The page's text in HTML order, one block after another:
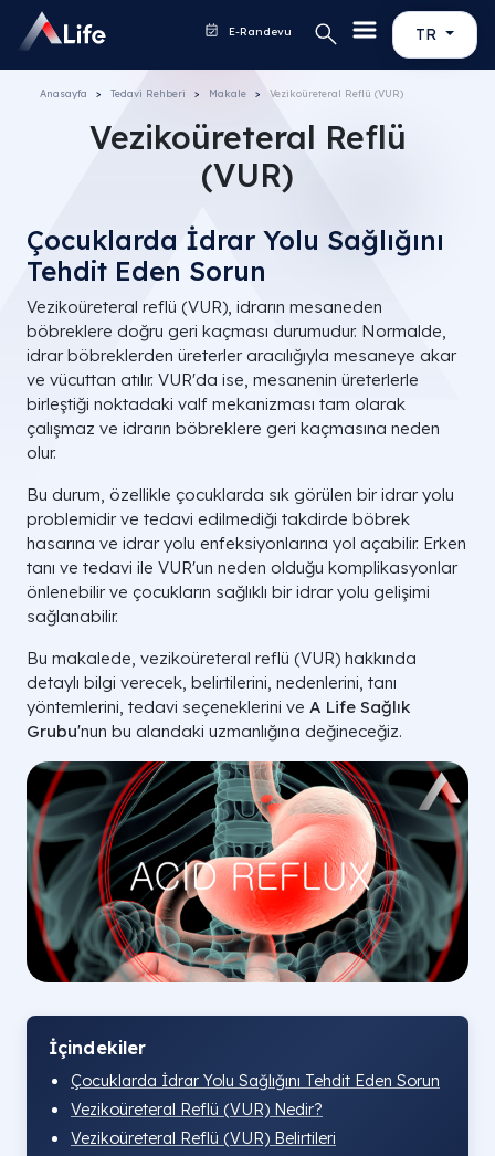
TR
E-Randevu
Anasayfa Tedavi Rehberi Makale Vezikoüreteral Reflü (VUR)
Vezikoüreteral Reflü
(VUR)
Çocuklarda İdrar Yolu Sağlığını
Tehdit Eden Sorun
Vezikoüreteral reflü (VUR), idrarın mesaneden
böbreklere doğru geri kaçması durumudur. Normalde,
idrar böbreklerden üreterler aracılığıyla mesaneye akar
ve vücuttan atılır. VUR'da ise, mesanenin üreterlerle
birleştiği noktadaki valf mekanizması tam olarak
çalışmaz ve idrarın böbreklere geri kaçmasına neden
olur.
Bu durum, özellikle çocuklarda sık görülen bir idrar yolu
problemidir ve tedavi edilmediği takdirde böbrek
hasarına ve idrar yolu enfeksiyonlarına yol açabilir. Erken
tanı ve tedavi ile VUR'un neden olduğu komplikasyonlar
önlenebilir ve çocukların sağlıklı bir idrar yolu gelişimi
sağlanabilir.
Bu makalede, vezikoüreteral reflü (VUR) hakkında
detaylı bilgi verecek, belirtilerini, nedenlerini, tanı
yöntemlerini, tedavi seçeneklerini ve A Life Sağlık
Grubu'nun bu alandaki uzmanlığına değineceğiz.
İçindekiler
Çocuklarda İdrar Yolu Sağlığını Tehdit Eden Sorun
Vezikoüreteral Reflü (VUR) Nedir?
Vezikoüreteral Reflü (VUR) Belirtileri